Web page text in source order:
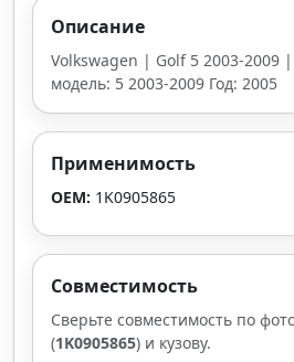
Описание
Volkswagen | Golf 5 2003-2009
модель: 5 2003-2009 Год: 2005
Применимость
OEM: 1K0905865
Совместимость
Сверьте совместимость по
(1K0905865) и кузову.